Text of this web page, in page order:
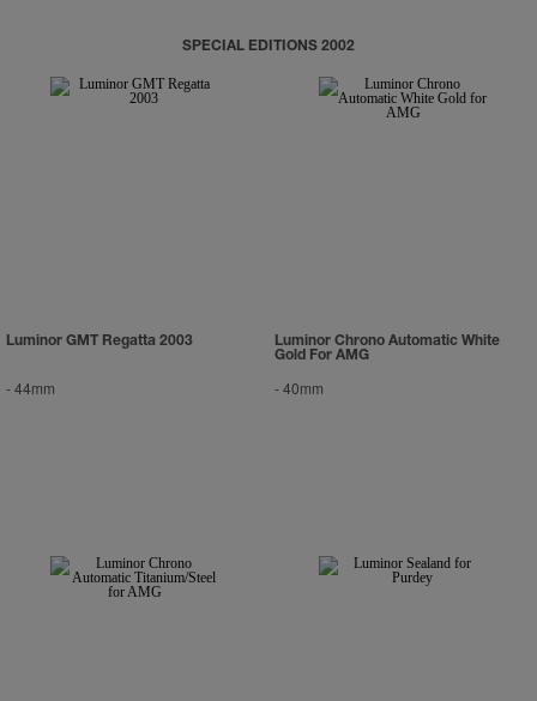
SPECIAL EDITIONS 2002
Luminor GMT Regatta 2003
-44mm
Luminor Chrono Automatic White
Gold For AMG
-40mm